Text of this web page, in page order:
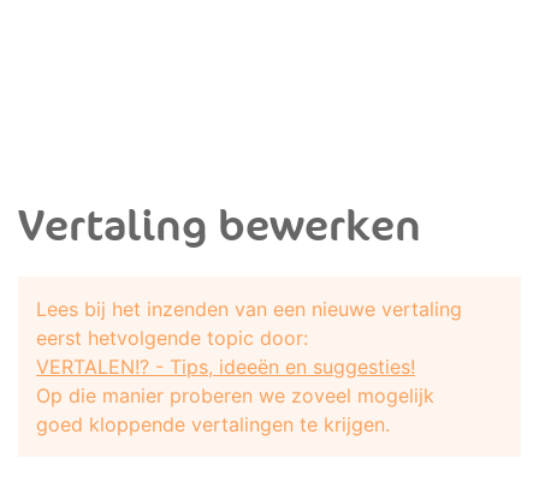
Vertaling bewerken
Lees bij het inzenden van een nieuwe vertaling
eerst hetvolgende topic door:
VERTALEN!? - Tips, ideeën en suggesties!
Op die manier proberen we zoveel mogelijk
goed kloppende vertalingen te krijgen.